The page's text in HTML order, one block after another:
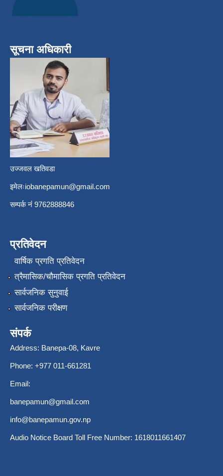
सूचना अधिकारी
उज्जवल खतिवडा
इमेलःiobanepamun@gmail.com
सम्पर्क नंं 9762888846
प्रतिवेदन
वार्षिक प्रगति प्रतिवेदन
त्रैमासिक/चौमासिक प्रगति प्रतिवेदन
सार्वजनिक सुनुवाई
सार्वजनिक परीक्षण
संपर्क
Address: Banepa-08, Kavre
Phone: +977 011-661281
Email:
banepamun@gmail.com
info@banepamun.gov.np
Audio Notice Board Toll Free Number: 1618011661407